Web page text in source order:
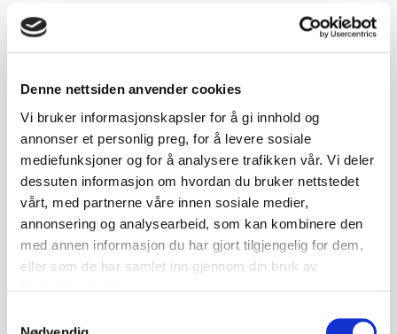
Denne nettsiden anvender cookies
Vi bruker informasjonskapsler for å gi innhold og
annonser et personlig preg, for å levere sosiale
mediefunksjoner og for å analysere trafikken vår. Vi deler
dessuten informasjon om hvordan du bruker nettstedet
vårt, med partnerne våre innen sosiale medier,
annonsering og analysearbeid, som kan kombinere den
med annen informasjon du har gjort tilgjengelig for dem,
eller som de har samlet inn gjennom din bruk av
interesse blant samlere de siste årene.
verdsetter ikke bare håndverkskvaliteten
men også den kulturelle betydningen av
hans design i forhold til norsk
kunsthistorie. Det anbefales å sikre seg
dokumentasjon eller sertifikater for
autentisitet ved kjøp av Marius Hammer-